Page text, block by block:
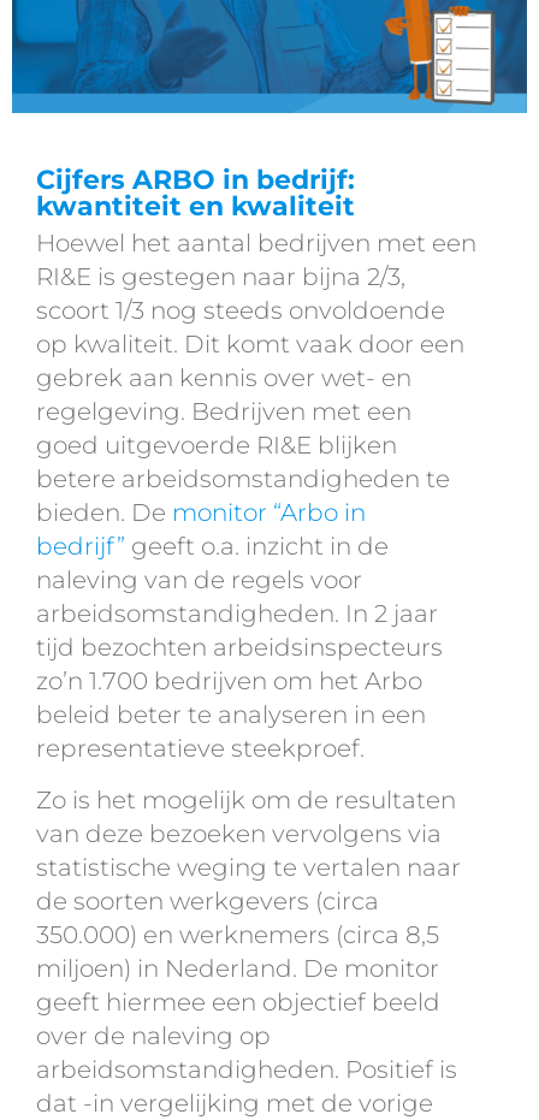
Cijfers ARBO in bedrijf:
kwantiteit en kwaliteit
Hoewel het aantal bedrijven met een
RI&E is gestegen naar bijna 2/3,
scoort 1/3 nog steeds onvoldoende
op kwaliteit. Dit komt vaak door een
gebrek aan kennis over wet- en
regelgeving. Bedrijven met een
goed uitgevoerde RI&E blijken
betere arbeidsomstandigheden te
bieden. De monitor “Arbo in
bedrijf” geeft o.a. inzicht in de
naleving van de regels voor
arbeidsomstandigheden. In 2 jaar
tijd bezochten arbeidsinspecteurs
zo’n 1.700 bedrijven om het Arbo
beleid beter te analyseren in een
representatieve steekproef.
Zo is het mogelijk om de resultaten
van deze bezoeken vervolgens via
statistische weging te vertalen naar
de soorten werkgevers (circa
350.000) en werknemers (circa 8,5
miljoen) in Nederland. De monitor
geeft hiermee een objectief beeld
over de naleving op
arbeidsomstandigheden. Positief is
dat -in vergelijking met de vorige